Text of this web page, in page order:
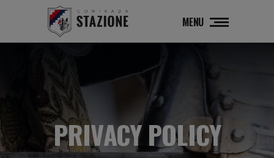
MENU
PRIVACY POLICY